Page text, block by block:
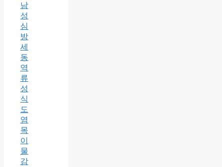
남
성
심
방
세
동
역
류
성
식
도
염
목
이
물
감